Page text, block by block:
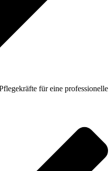
für eine professionelle